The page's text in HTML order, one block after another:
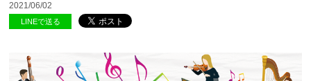
2021/06/02
LINEで送る